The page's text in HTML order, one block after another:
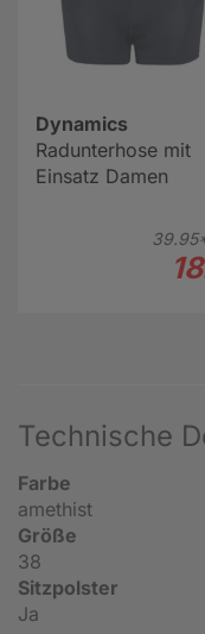
Dynamics
Radunterhose mit
Einsatz Damen
39.
Technische
Farbe
amethist
Größe
38
Sitzpolster
Ja